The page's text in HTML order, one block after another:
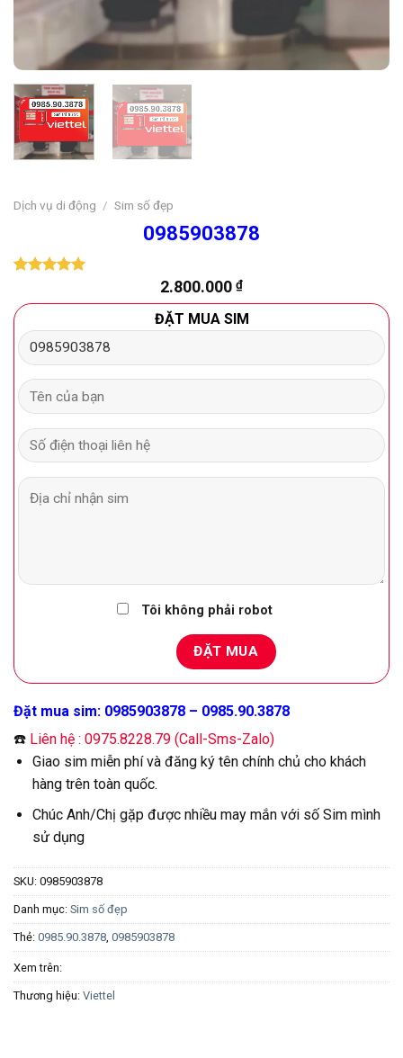
Dịch vụ di động / Sim số đẹp
0985903878
đánh giá
2.800.000 ₫
ĐẶT MUA SIM
Tôi không phải robot
Đặt mua sim: 0985903878 – 0985.90.3878
☎️ Liên hệ : 0975.8228.79 (Call-Sms-Zalo)
Giao sim miễn phí và đăng ký tên chính chủ cho khách
hàng trên toàn quốc.
Chúc Anh/Chị gặp được nhiều may mắn với số Sim mình
sử dụng
SKU: 0985903878
Danh mục: Sim số đẹp
Thẻ: 0985.90.3878 0985903878
Xem trên:
Thương hiệu: Viettel